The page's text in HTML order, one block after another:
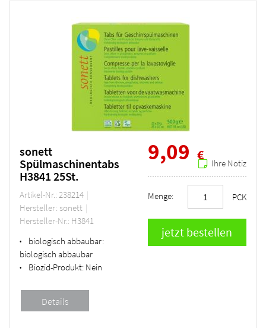
sonett
Spülmaschinentabs
H3841 25St.
Artikel-Nr.: 238214
Hersteller: sonett
Hersteller-Nr.: H3841
•
biologisch abbaubar:
biologisch abbaubar
• Biozid-Produkt: Nein
9,09 €
Ihre Notiz
Menge: PCK